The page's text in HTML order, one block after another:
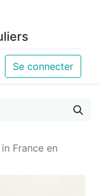
Se connecter
France en